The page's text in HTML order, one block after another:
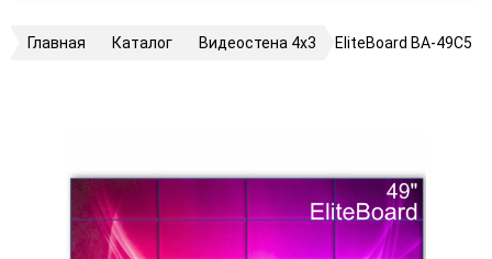
Главная Каталог Видеостена 4х3 EliteBoard BA-49C5